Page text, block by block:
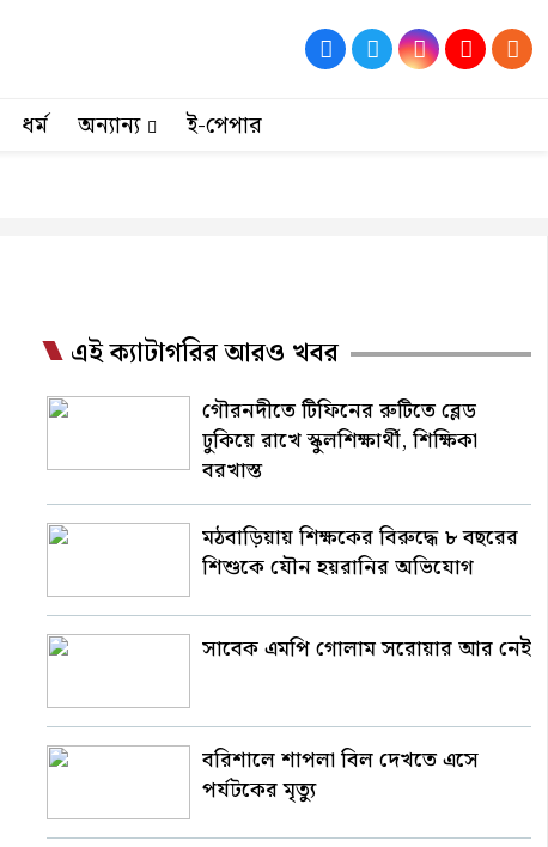
ধর্ম অন্যান্য ই-পেপার
এই ক্যাটাগরির আরও খবর
গৌরনদীতে টিফিনের রুটিতে ব্লেড
ঢুকিয়ে রাখে স্কুলশিক্ষার্থী, শিক্ষিকা
বরখাস্ত
মঠবাড়িয়ায় শিক্ষকের বিরুদ্ধে ৮ বছরের
শিশুকে যৌন হয়রানির অভিযোগ
সাবেক এমপি গোলাম সরোয়ার আর নেই
বরিশালে শাপলা বিল দেখতে এসে
পর্যটকের মৃত্যু